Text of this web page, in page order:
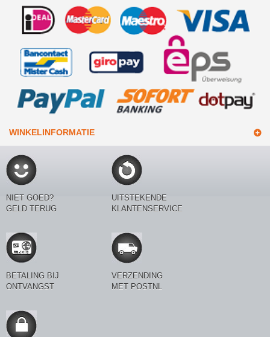
WINKELINFORMATIE
NIET GOED?
GELD TERUG
UITSTEKENDE
KLANTENSERVICE
BETALING BIJ
ONTVANGST
VERZENDING
MET POSTNL